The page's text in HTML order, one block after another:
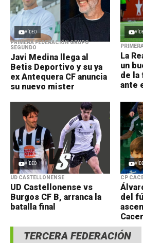
VÍDEO
PRIMERA FEDERACIÓN GRUPO
SEGUNDO
Javi Medina llega al
Betis Deportivo y su ya
ex Antequera CF anuncia
su nuevo mister
La
un
de la
ante
VÍDEO
UD CASTELLONENSE
UD Castellonense vs
Burgos CF B, arranca la
batalla final
CP
del
TERCERA FEDERACIÓN